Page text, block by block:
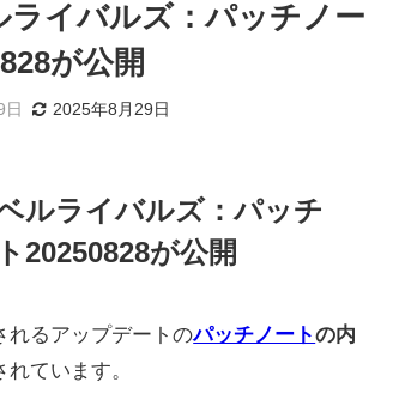
ライバルズ：パッチノー
が公開
日 2025年8月29日
ルライバルズ：パッチ
20250828が公開
れるアップデートのパッチノートの内
れています。